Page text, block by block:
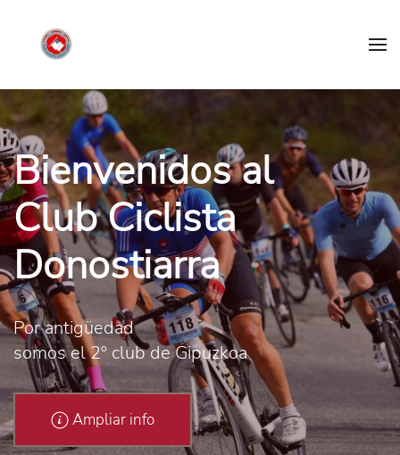
Bienvenidos al
Club Ciclista
Donostiarra
Por antigüedad
somos el 2º club de Gipuzkoa
Ampliar info